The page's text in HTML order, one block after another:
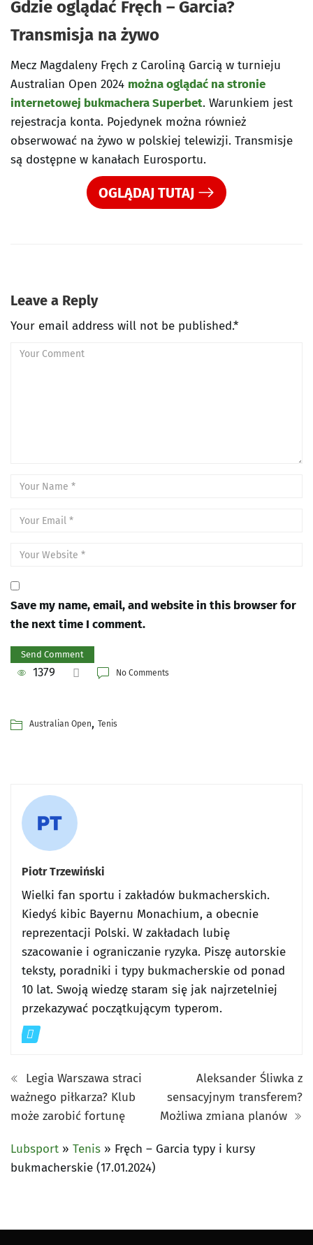
Gdzie oglądać Fręch – Garcia?
Transmisja na żywo
Mecz Magdaleny Fręch z Caroliną Garcią w turnieju
Australian Open 2024 można oglądać na stronie
internetowej bukmachera Superbet. Warunkiem jest
rejestracja konta. Pojedynek można również
obserwować na żywo w polskiej telewizji. Transmisje
są dostępne w kanałach Eurosportu.
OGLĄDAJ TUTAJ
Leave a Reply
Your email address will not be published.*
Save my name, email, and website in this browser for
the next time I comment.
1379 No Comments
Australian Open, Tenis
Piotr Trzewiński
Wielki fan sportu i zakładów bukmacherskich.
Kiedyś kibic Bayernu Monachium, a obecnie
reprezentacji Polski. W zakładach lubię
szacowanie i ograniczanie ryzyka. Piszę autorskie
teksty, poradniki i typy bukmacherskie od ponad
10 lat. Swoją wiedzę staram się jak najrzetelniej
przekazywać początkującym typerom.
Legia Warszawa straci
ważnego piłkarza? Klub
może zarobić fortunę
Aleksander Śliwka z
sensacyjnym transferem?
Możliwa zmiana planów
Lubsport » Tenis » Fręch – Garcia typy i kursy
bukmacherskie (17.01.2024)